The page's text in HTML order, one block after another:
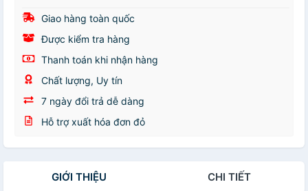
Giao hàng toàn quốc
Được kiểm tra hàng
Thanh toán khi nhận hàng
Chất lượng, Uy tín
7 ngày đổi trả dễ dàng
Hỗ trợ xuất hóa đơn đỏ
GIỚI THIỆU CHI TIẾT